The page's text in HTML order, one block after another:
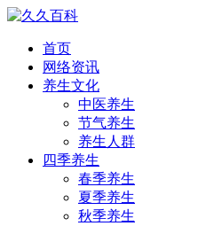
首页
网络资讯
养生文化
中医养生
节气养生
养生人群
四季养生
春季养生
夏季养生
秋季养生